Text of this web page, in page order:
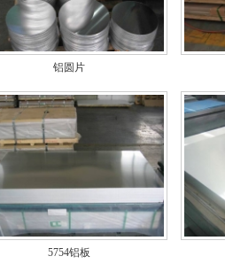
铝圆片
5754铝板